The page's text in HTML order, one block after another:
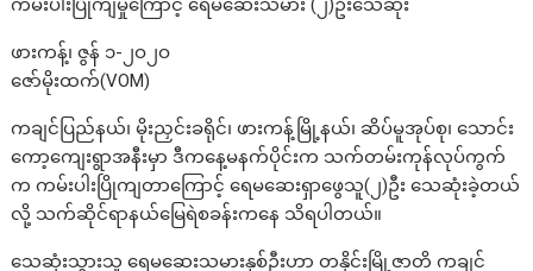
ကမ်းပါးပြိုကျမှုကြောင့် ရေမဆေးသမား (၂)ဦးသေဆုံး
ဖားကန့်၊ ဇွန် ၁-၂ဝ၂ဝ
ဇော်မိုးထက်(VOM)
ကချင်ပြည်နယ်၊ မိုးညှင်းခရိုင်၊ ဖားကန့်မြို့နယ်၊ ဆိပ်မူအုပ်စု၊ သောင်း
ကော့ကျေးရွာအနီးမှာ ဒီကနေ့မနက်ပိုင်းက သက်တမ်းကုန်လုပ်ကွက်
က ကမ်းပါးပြိုကျတာကြောင့် ရေမဆေးရှာဖွေသူ(၂)ဦး သေဆုံးခဲ့တယ်
လို့ သက်ဆိုင်ရာနယ်မြေရဲစခန်းကနေ သိရပါတယ်။
သေဆုံးသွားသူ ရေမဆေးသမားနှစ်ဦးဟာ တနိုင်းမြို့ဇာတိ ကချင်